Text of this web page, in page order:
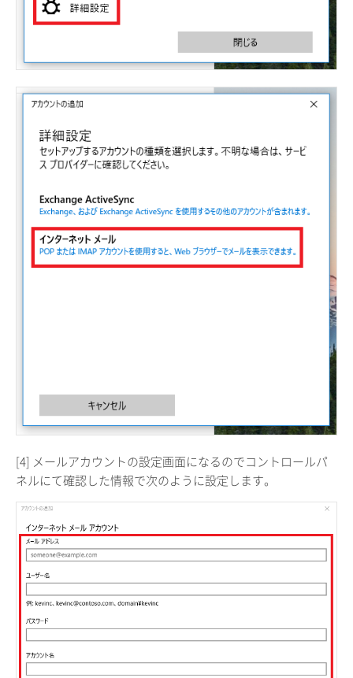
[4] メールアカウントの設定画面になるのでコントロールパ
ネルにて確認した情報で次のように設定します。